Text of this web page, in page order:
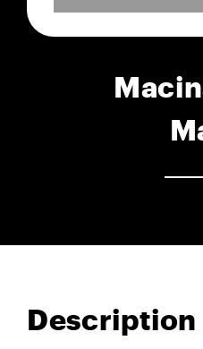
Description